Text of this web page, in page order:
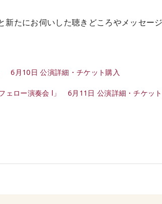
新たにお伺いした聴きどころやメッセー
6月10日 公演詳細・チケット購入
ェロー演奏会 Ⅰ」 6月11日 公演詳細・チケッ